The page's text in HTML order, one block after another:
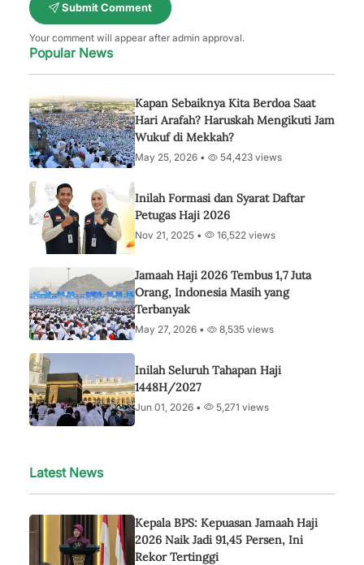
Submit Comment
Your comment will appear after admin approval.
Popular News
Kapan Sebaiknya Kita Berdoa Saat
Hari Arafah? Haruskah Mengikuti Jam
Wukuf di Mekkah?
May 25, 2026 • 54,423 views
Inilah Formasi dan Syarat Daftar
Petugas Haji 2026
Nov 21, 2025 • 16,522 views
Jamaah Haji 2026 Tembus 1,7 Juta
Orang, Indonesia Masih yang
Terbanyak
May 27, 2026 • 8,535 views
Inilah Seluruh Tahapan Haji
1448H/2027
Jun 01, 2026 • 5,271 views
Latest News
Kepala BPS: Kepuasan Jamaah Haji
2026 Naik Jadi 91,45 Persen, Ini
Rekor Tertinggi